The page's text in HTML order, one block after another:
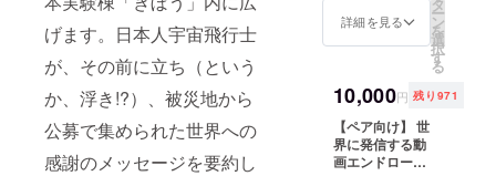
げます。日本人宇宙飛行士
が、その前に立ち（という
か、浮き!?）、被災地から
公募で集められた世界への
感謝のメッセージを要約し
に宇宙実験
整を担当。
この間に民
間企業と共
自治体のホーム
ページなどから
合）イベントは
ございません ・
企業様は参加で
きません（別
途、一般財団法
入ください。 ・
ご本名に限りま
望の方は「匿名
希望」と表記し
てください ・掲
載順は概ね応募
順で順不同とな
詳細を見る ー
ン
を
選
択
す
る
10,000円 残り971
【ペア向け】 世
界に発信する動
画エンドロール